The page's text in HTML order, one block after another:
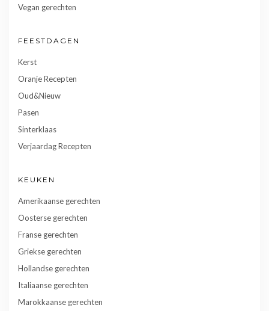
Vegan gerechten
FEESTDAGEN
Kerst
Oranje Recepten
Oud&Nieuw
Pasen
Sinterklaas
Verjaardag Recepten
KEUKEN
Amerikaanse gerechten
Oosterse gerechten
Franse gerechten
Griekse gerechten
Hollandse gerechten
Italiaanse gerechten
Marokkaanse gerechten